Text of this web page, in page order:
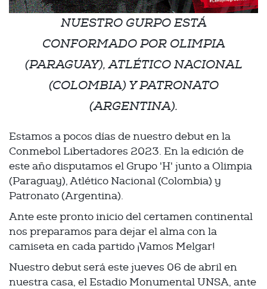
NUESTRO GURPO ESTÁ
CONFORMADO POR OLIMPIA
(PARAGUAY), ATLÉTICO NACIONAL
(COLOMBIA) Y PATRONATO
(ARGENTINA).
Estamos a pocos días de nuestro debut en la
Conmebol Libertadores 2023. En la edición de
este año disputamos el Grupo 'H' junto a Olimpia
(Paraguay), Atlético Nacional (Colombia) y
Patronato (Argentina).
Ante este pronto inicio del certamen continental
nos preparamos para dejar el alma con la
camiseta en cada partido ¡Vamos Melgar!
Nuestro debut será este jueves 06 de abril en
nuestra casa, el Estadio Monumental UNSA, ante